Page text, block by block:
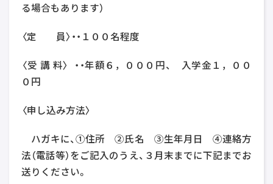
る場合もあります）
〈定 員〉・・１００名程度
〈受 講 料〉 ・・年額６，０００円、 入学金１，００
０円
〈申し込み方法〉
ハガキに、①住所 ②氏名 ③生年月日 ④連絡方
法（電話等）をご記入のうえ、３月末までに下記までお
送りください。